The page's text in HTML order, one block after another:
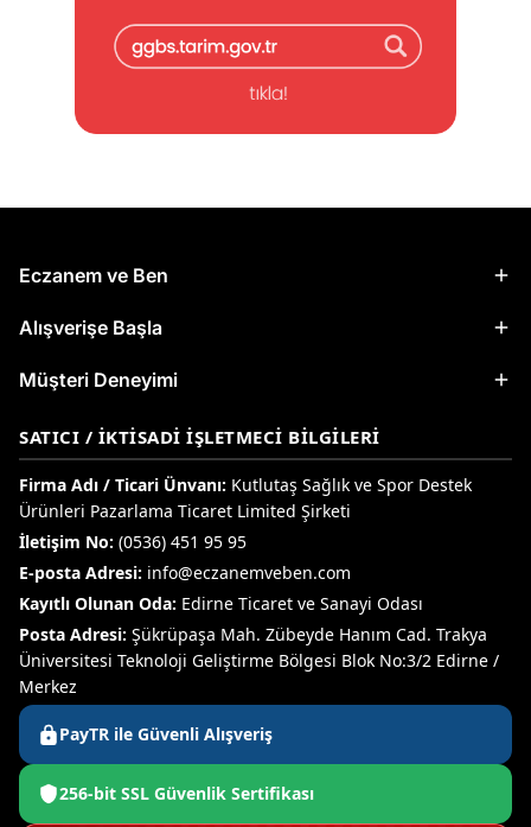
Eczanem ve Ben
Alışverişe Başla
Müşteri Deneyimi
SATICI / İKTISADI İŞLETMECI BILGILERI
Firma Adı / Ticari Ünvanı: Kutlutaş Sağlık ve Spor Destek
Ürünleri Pazarlama Ticaret Limited Şirketi
İletişim No: (0536) 451 95 95
E-posta Adresi: info@eczanemveben.com
Kayıtlı Olunan Oda: Edirne Ticaret ve Sanayi Odası
Posta Adresi: Şükrüpaşa Mah. Zübeyde Hanım Cad. Trakya
Üniversitesi Teknoloji Geliştirme Bölgesi Blok No:3/2 Edirne /
Merkez
PayTR ile Güvenli Alışveriş
256-bit SSL Güvenlik Sertifikası